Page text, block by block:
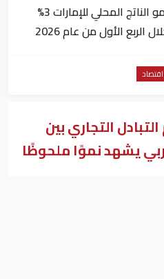
نمو الناتج المحلي للإمارات 3%
الربع الأول من عام 2026
اقتصاد
التجاري بين
يشهد نموًا ملحوظًا